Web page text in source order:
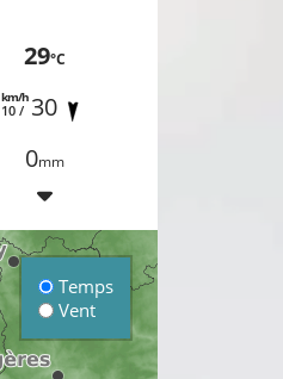
29°C
10 /
km/h 30
0mm
Temps
Vent